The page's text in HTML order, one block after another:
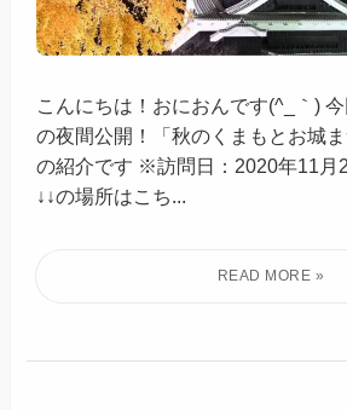
こんにちは！おにおんです(^_｀)
の夜間公開！「秋のくまもとお城ま
の紹介です ※訪問日：2020年11月
↓↓の場所はこち...